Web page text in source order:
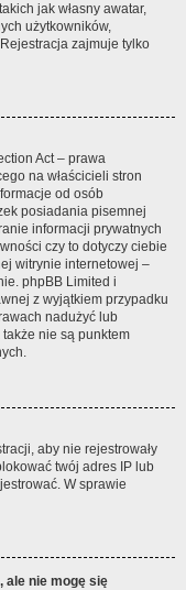
jak własny awatar,
użytkowników,
zajmuje tylko
Act – prawa
na właścicieli stron
od osób
posiadania pisemnej
informacji prywatnych
czy to dotyczy ciebie
witrynie internetowej –
phpBB Limited i
z wyjątkiem przypadku
nadużyć lub
nie są punktem
aby nie rejestrowały
twój adres IP lub
W sprawie
ale nie mogę się